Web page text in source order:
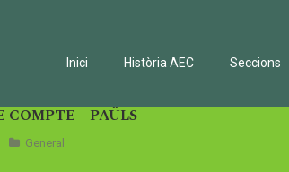
Inici Història AEC Seccions
COMPTE – PAÜLS
General